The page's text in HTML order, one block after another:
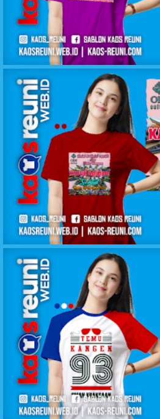
KAOS REUNI GATHERING FORMULA 1
KAOS REUNI GATHERING SENTUL
KAOS REUNI SMAN KRAKSAAN